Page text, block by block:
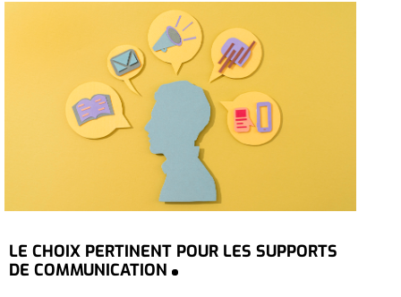
LE CHOIX PERTINENT POUR LES SUPPORTS
DE COMMUNICATION